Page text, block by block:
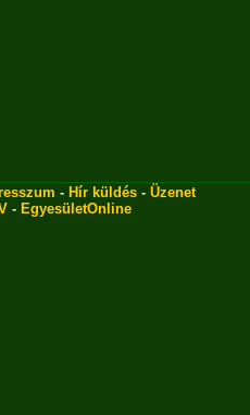
- Hír küldés - Üzenet
- EgyesületOnline